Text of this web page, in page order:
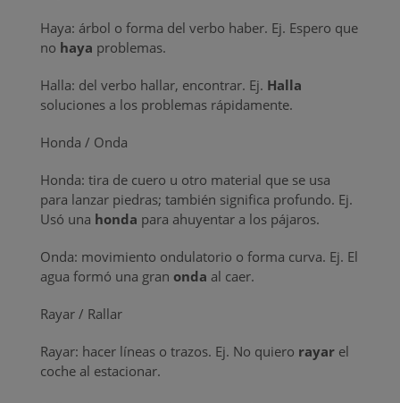
Haya: árbol o forma del verbo haber. Ej. Espero que
no haya problemas.
Halla: del verbo hallar, encontrar. Ej. Halla
soluciones a los problemas rápidamente.
Honda / Onda
Honda: tira de cuero u otro material que se usa
para lanzar piedras; también significa profundo. Ej.
Usó una honda para ahuyentar a los pájaros.
Onda: movimiento ondulatorio o forma curva. Ej. El
agua formó una gran onda al caer.
Rayar / Rallar
Rayar: hacer líneas o trazos. Ej. No quiero rayarel
coche al estacionar.